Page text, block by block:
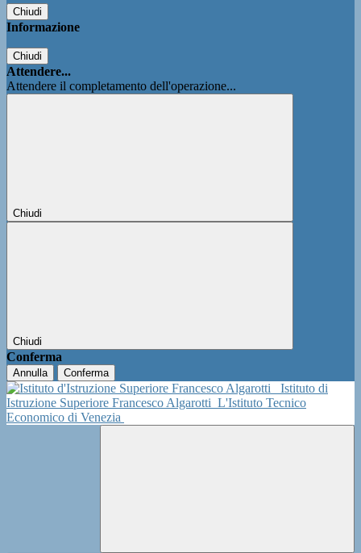
Chiudi
Informazione
Chiudi
Attendere...
Attendere il completamento dell'operazione...
Chiudi
Chiudi
Conferma
Annulla Conferma
Istituto di
Istruzione Superiore Francesco Algarotti L'Istituto Tecnico
Economico di Venezia